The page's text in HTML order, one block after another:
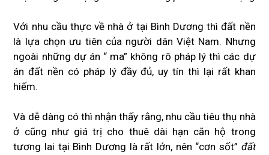
Với nhu cầu thực về nhà ở tại Bình Dương thì đất nền
là lựa chọn ưu tiên của người dân Việt Nam. Nhưng
ngoài những dự án “ ma” không rõ pháp lý thì các dự
án đất nền có pháp lý đầy đủ, uy tín thì lại rất khan
hiếm.
Và dễ dàng có thì nhận thấy rằng, nhu cầu tiêu thụ nhà
ở cũng như giá trị cho thuê dài hạn căn hộ trong
tương lai tại Bình Dương là rất lớn, nên “cơn sốt” đất